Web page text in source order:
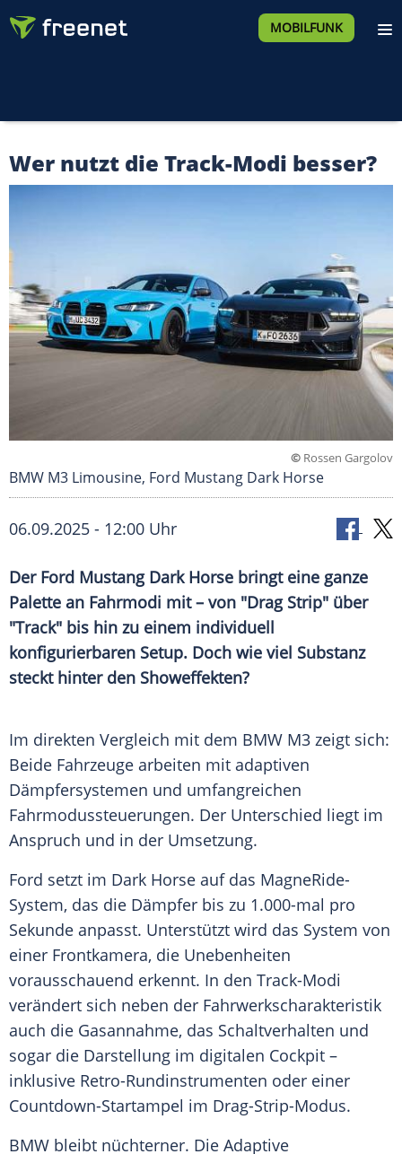
MOBILFUNK
Wer nutzt die Track-Modi besser?
© Rossen Gargolov
BMW M3 Limousine, Ford Mustang Dark Horse
06.09.2025 - 12:00 Uhr
Der Ford Mustang Dark Horse bringt eine ganze
Palette an Fahrmodi mit – von "Drag Strip" über
"Track" bis hin zu einem individuell
konfigurierbaren Setup. Doch wie viel Substanz
steckt hinter den Showeffekten?
Im direkten Vergleich mit dem BMW M3 zeigt sich:
Beide Fahrzeuge arbeiten mit adaptiven
Dämpfersystemen und umfangreichen
Fahrmodussteuerungen. Der Unterschied liegt im
Anspruch und in der Umsetzung.
Ford setzt im Dark Horse auf das MagneRide-
System, das die Dämpfer bis zu 1.000-mal pro
Sekunde anpasst. Unterstützt wird das System von
einer Frontkamera, die Unebenheiten
vorausschauend erkennt. In den Track-Modi
verändert sich neben der Fahrwerkscharakteristik
auch die Gasannahme, das Schaltverhalten und
sogar die Darstellung im digitalen Cockpit –
inklusive Retro-Rundinstrumenten oder einer
Countdown-Startampel im Drag-Strip-Modus.
BMW bleibt nüchterner. Die Adaptive